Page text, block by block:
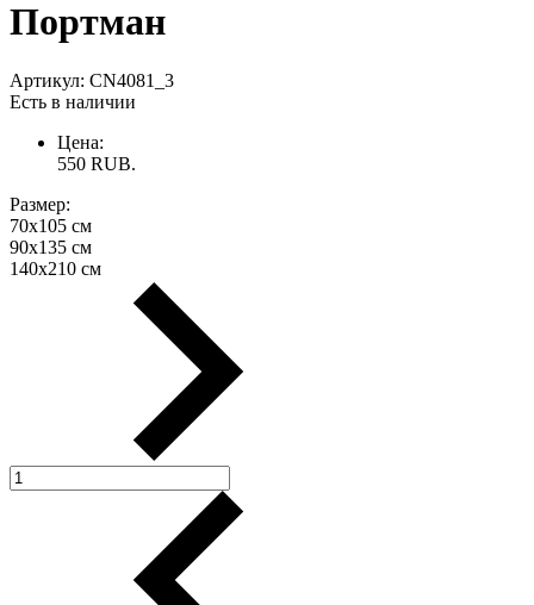
Портман
Артикул: CN4081_3
Есть в наличии
Цена:
550 RUB.
Размер:
70х105 см
90х135 см
140х210 см